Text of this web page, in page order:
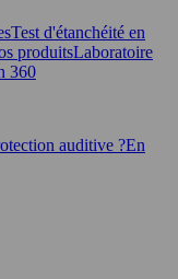
Test d'étanchéité en
produitsLaboratoire
360
auditive ?En